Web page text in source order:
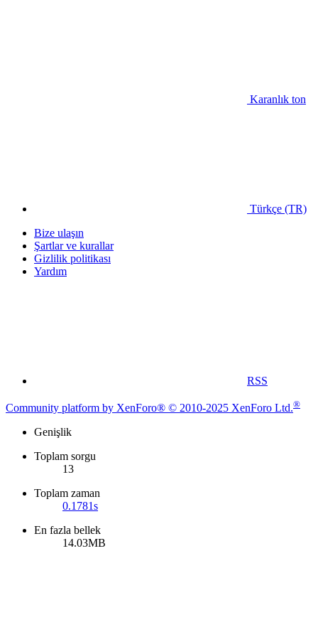
Karanlık ton
Türkçe (TR)
Bize ulaşın
Şartlar ve kurallar
Gizlilik politikası
Yardım
RSS
Community platform by XenForo® © 2010-2025 XenForo Ltd.®
Genişlik
Toplam sorgu
13
Toplam zaman
0.1781s
En fazla bellek
14.03MB